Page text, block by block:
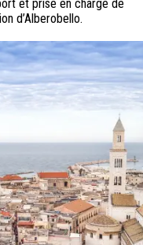
et prise en charge de
d’Alberobello.